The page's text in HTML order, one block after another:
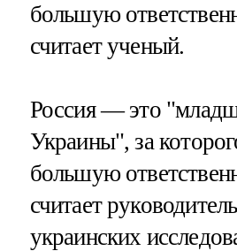
большую
считает ученый.
Россия — это
Украины", за
большую
считает
украинских